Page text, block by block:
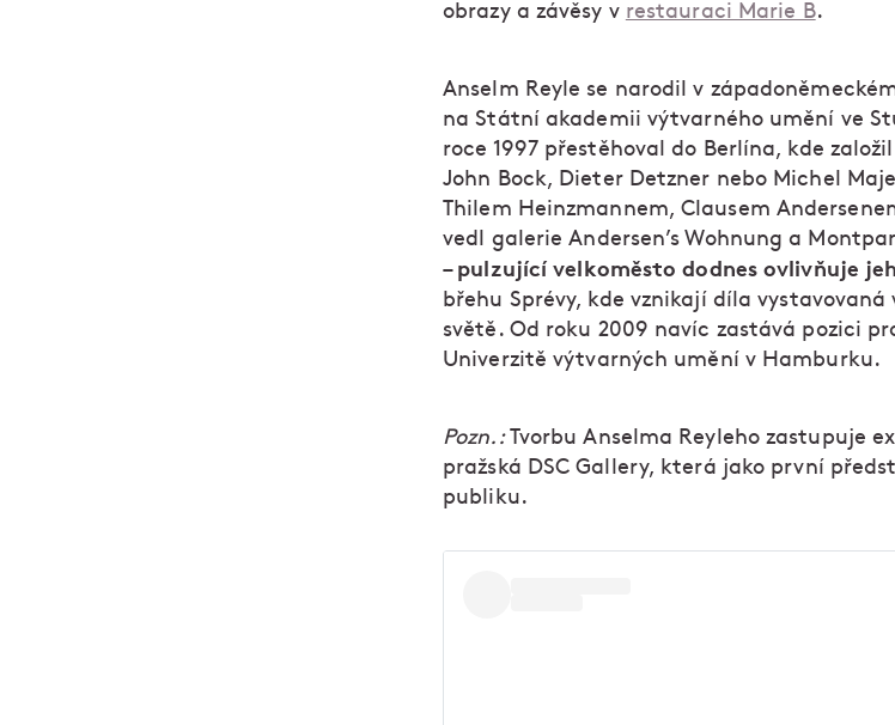
obrazy a závěsy v restauraci Marie B.
Anselm Reyle se narodil v
na Státní akademii výtvarného umění ve
roce 1997 přestěhoval do Berlína, kde
John Bock, Dieter Detzner nebo Michel
Thilem Heinzmannem, Clausem
vedl galerie Andersen’s Wohnung a
– pulzující velkoměsto dodnes ovlivňuje
břehu Sprévy, kde vznikají díla
světě. Od roku 2009 navíc zastává pozici
Univerzitě výtvarných umění v Hamburku.
Pozn.:Tvorbu Anselma Reyleho zastupuje
pražská DSC Gallery, která jako první
publiku.